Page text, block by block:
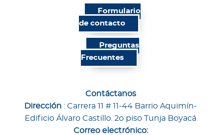
Formulario
de contacto
Preguntas
Frecuentes
Contáctanos
Dirección : Carrera 11 # 11-44 Barrio Aquimín-
Edificio Álvaro Castillo. 2o piso Tunja Boyacá
Correo electrónico: